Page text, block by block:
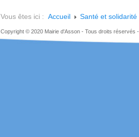
Vous êtes ici : Accueil Santé et solidarité
Copyright © 2020 Mairie d'Asson - Tous droits réservés -